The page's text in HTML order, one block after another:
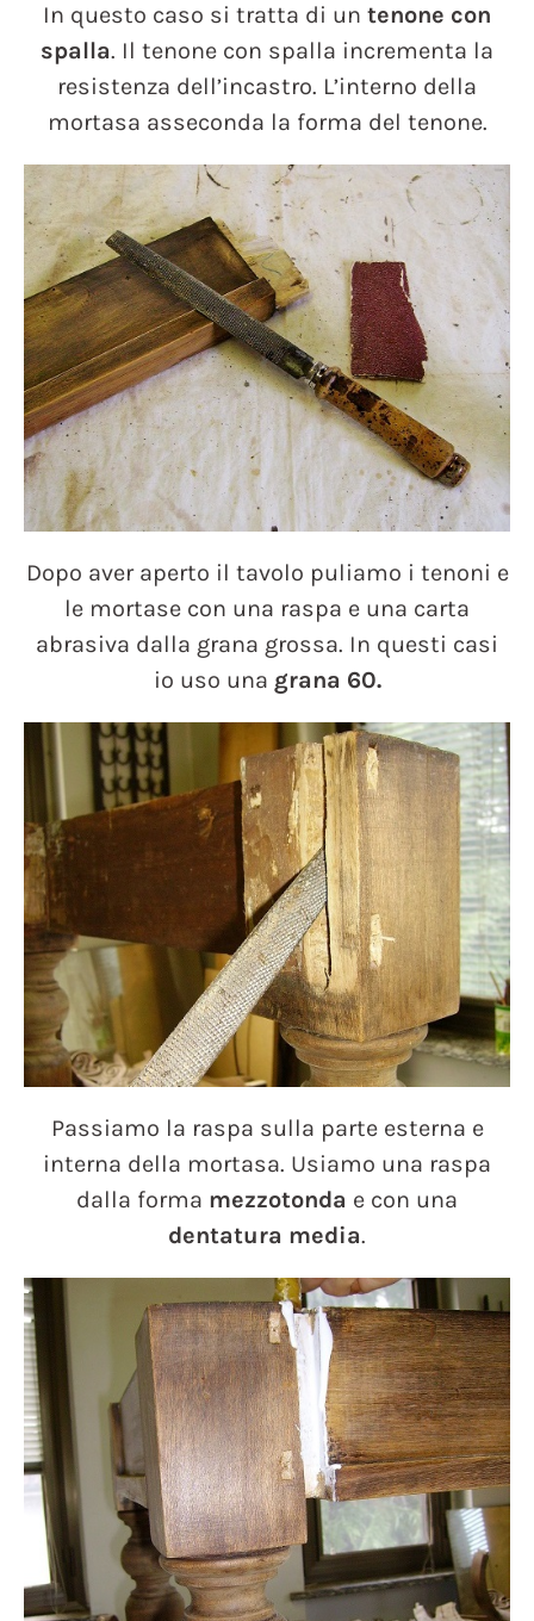
In questo caso si tratta di un tenone con
spalla. Il tenone con spalla incrementa la
resistenza dell’incastro. L’interno della
mortasa asseconda la forma del tenone.
Dopo aver aperto il tavolo puliamo i tenoni e
le mortase con una raspa e una carta
abrasiva dalla grana grossa. In questi casi
io uso una grana 60.
Passiamo la raspa sulla parte esterna e
interna della mortasa. Usiamo una raspa
dalla forma mezzotonda e con una
dentatura media.